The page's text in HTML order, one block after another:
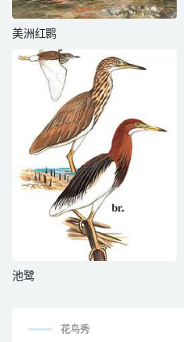
美洲红鹮
池鹭
花鸟秀